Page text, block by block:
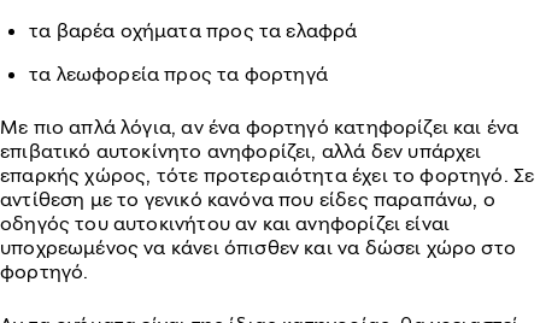
τα βαρέα οχήματα προς τα ελαφρά
τα λεωφορεία προς τα φορτηγά
Με πιο απλά λόγια, αν ένα φορτηγό κατηφορίζει και ένα
επιβατικό αυτοκίνητο ανηφορίζει, αλλά δεν υπάρχει
επαρκής χώρος, τότε προτεραιότητα έχει το φορτηγό. Σε
αντίθεση με το γενικό κανόνα που είδες παραπάνω, ο
οδηγός του αυτοκινήτου αν και ανηφορίζει είναι
υποχρεωμένος να κάνει όπισθεν και να δώσει χώρο στο
φορτηγό.